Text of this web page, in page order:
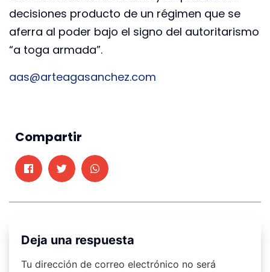
decisiones producto de un régimen que se
aferra al poder bajo el signo del autoritarismo
“a toga armada”.
aas@arteagasanchez.com
Compartir
Deja una respuesta
Tu dirección de correo electrónico no será